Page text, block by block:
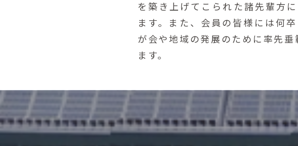
を築き上げてこられた諸先輩方
ます。また、会員の皆様には何
が会や地域の発展のために率先
ます。